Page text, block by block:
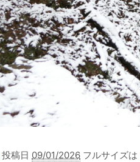
投稿日 09/01/2026 フルサイズは